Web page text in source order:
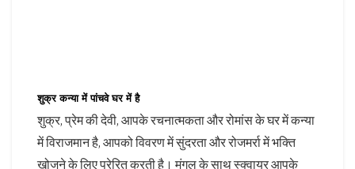
शुक्र कन्या में पांचवे घर में है
शुक्र, प्रेम की देवी, आपके रचनात्मकता और रोमांस के घर में कन्या
में विराजमान है, आपको विवरण में सुंदरता और रोजमर्रा में भक्ति
खोजने के लिए प्रेरित करती है। मंगल के साथ स्क्वायर आपके